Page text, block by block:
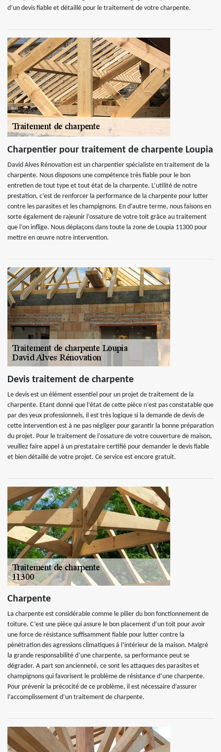
d’un devis fiable et détaillé pour le traitement de votre charpente.
Charpentier pour traitement de charpente Loupia
David Alves Rénovation est un charpentier spécialiste en traitement de la
charpente. Nous disposons une compétence très fiable pour le bon
entretien de tout type et tout état de la charpente. L’utilité de notre
prestation, c’est de renforcer la performance de la charpente pour lutter
contre les parasites et les champignons. En d’autre terme, nous faisons en
sorte également de rajeunir l’ossature de votre toit grâce au traitement
que l’on inflige. Nous déplaçons dans toute la zone de Loupia 11300 pour
mettre en œuvre notre intervention.
Devis traitement de charpente
Le devis est un élément essentiel pour un projet de traitement de la
charpente. Etant donné que l’état de cette pièce n’est pas constatable que
par des yeux professionnels, il est très logique si la demande de devis de
cette intervention est à ne pas négliger pour garantir la bonne préparation
du projet. Pour le traitement de l’ossature de votre couverture de maison,
veuillez faire appel à un prestataire certifié pour demander le devis fiable
et bien détaillé de votre projet. Ce service est encore gratuit.
Charpente
La charpente est considérable comme le pilier du bon fonctionnement de
toiture. C’est une pièce qui assure le bon placement d’un toit pour avoir
une force de résistance suffisamment fiable pour lutter contre la
pénétration des agressions climatiques à l’intérieur de la maison. Malgré
la grande responsabilité d’une charpente, sa performance peut se
dégrader. A part son ancienneté, ce sont les attaques des parasites et
champignons qui favorisent le problème de résistance d’une charpente.
Pour prévenir la précocité de ce problème, il est nécessaire d’assurer
l’accomplissement d’un traitement de charpente.